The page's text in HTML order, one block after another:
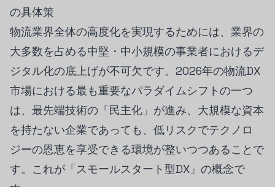
の具体策
物流業界全体の高度化を実現するためには、業界の
大多数を占める中堅・中小規模の事業者におけるデ
ジタル化の底上げが不可欠です。2026年の物流DX
市場における最も重要なパラダイムシフトの一つ
は、最先端技術の「民主化」が進み、大規模な資本
を持たない企業であっても、低リスクでテクノロ
ジーの恩恵を享受できる環境が整いつつあることで
す。これが「スモールスタート型DX」の概念で